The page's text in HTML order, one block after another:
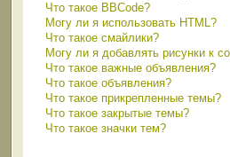
Что такое BBCode?
Могу ли я использовать HTML?
Что такое смайлики?
Могу ли я добавлять рисунки к
Что такое важные объявления?
Что такое объявления?
Что такое прикрепленные темы?
Что такое закрытые темы?
Что такое значки тем?